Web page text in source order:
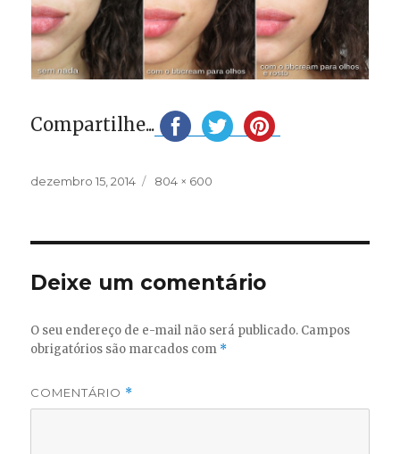
Compartilhe...
Publicado
dezembro 15, 2014
Tamanho
804 × 600
Deixe um comentário
O seu endereço de e-mail não será publicado. Campos
obrigatórios são marcados com *
COMENTÁRIO *